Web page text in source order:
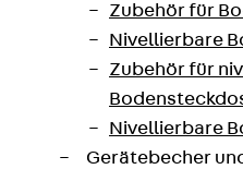
Zubehör für
Nivellierbare
Zubehör für
Nivellierbare
Gerätebecher